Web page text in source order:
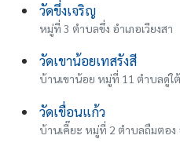
วัดขึ่งเจริญ
หมู่ที่ 3 ตำบลขึ่ง อำเภอเวียงสา
วัดเขาน้อยเทสรังสี
บ้านเขาน้อย หมู่ที่ 11 ตำบลดู่ใ
วัดเขื่อนแก้ว
บ้านเคี๊ยะ หมู่ที่ 2 ตำบลถืมตอง